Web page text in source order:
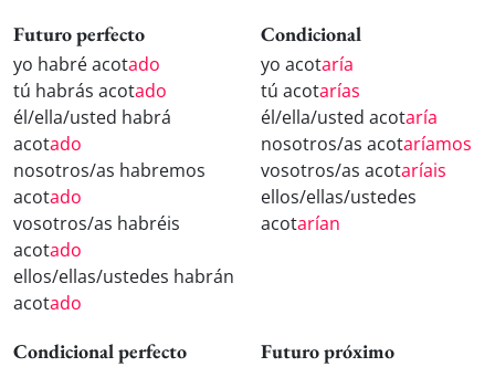
Futuro perfecto
yo habré acotado
tú habrás acotado
él/ella/usted habrá
acotado
nosotros/as habremos
acotado
vosotros/as habréis
acotado
ellos/ellas/ustedes habrán
acotado
Condicional
yo acotaría
tú acotarías
él/ella/usted acotaría
nosotros/as acotaríamos
vosotros/as acotaríais
ellos/ellas/ustedes
acotarían
Condicional perfecto Futuro próximo